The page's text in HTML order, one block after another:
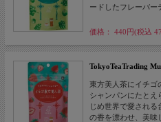
ードしたフレーバー
価格： 440円(税込
TokyoTeaTrading
東方美人茶にイチゴ
シャンパンにたとえ
じめ世界で愛され
の香を漂わせ、美味